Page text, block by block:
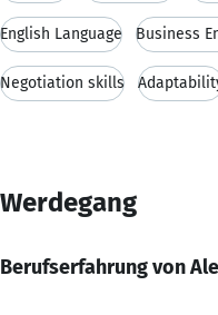
English Language Business
Negotiation skills
Werdegang
Berufserfahrung von